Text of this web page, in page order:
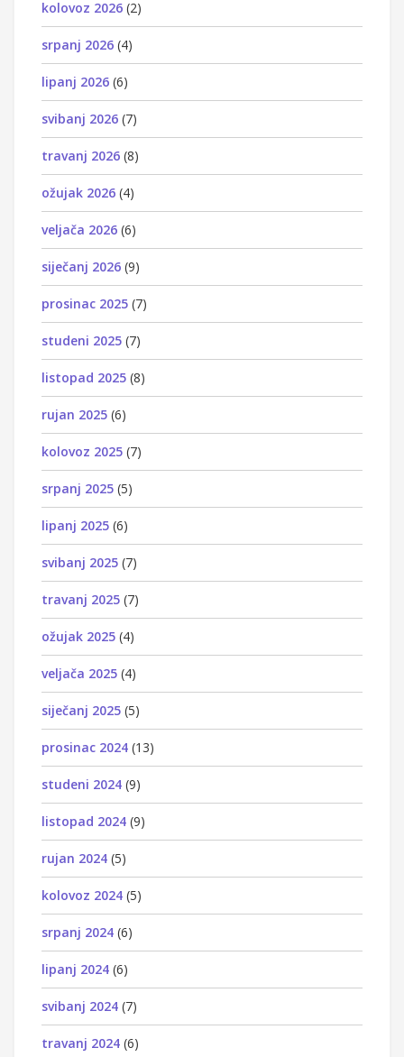
kolovoz 2026 (2)
srpanj 2026 (4)
lipanj 2026 (6)
svibanj 2026 (7)
travanj 2026 (8)
ožujak 2026 (4)
veljača 2026 (6)
siječanj 2026 (9)
prosinac 2025 (7)
studeni 2025 (7)
listopad 2025 (8)
rujan 2025 (6)
kolovoz 2025 (7)
srpanj 2025 (5)
lipanj 2025 (6)
svibanj 2025 (7)
travanj 2025 (7)
ožujak 2025 (4)
veljača 2025 (4)
siječanj 2025 (5)
prosinac 2024 (13)
studeni 2024 (9)
listopad 2024 (9)
rujan 2024 (5)
kolovoz 2024 (5)
srpanj 2024 (6)
lipanj 2024 (6)
svibanj 2024 (7)
travanj 2024 (6)